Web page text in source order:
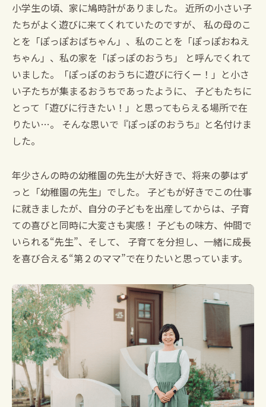
小学生の頃、家に鳩時計がありました。 近所の小さい子
たちがよく遊びに来てくれていたのですが、
私の母のこ
とを「ぽっぽおばちゃん」、私のことを「ぽっぽおねえ
ちゃん」、私の家を「ぽっぽのおうち」
と呼んでくれて
いました。「ぽっぽのおうちに遊びに行くー！」と小さ
い子たちが集まるおうちであったように、
子どもたちに
とって「遊びに行きたい！」と思ってもらえる場所で在
りたい…。
そんな思いで『ぽっぽのおうち』と名付けま
した。
年少さんの時の幼稚園の先生が大好きで、将来の夢はず
っと「幼稚園の先生」でした。
子どもが好きでこの仕事
に就きましたが、自分の子どもを出産してからは、子育
ての喜びと同時に大変さも実感！ 子どもの味方、仲間で
いられる“先生”、そして、
子育てを分担し、一緒に成長
を喜び合える“第２のママ”で在りたいと思っています。